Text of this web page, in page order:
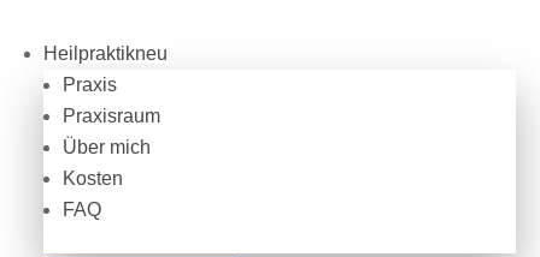
Heilpraktikneu
Praxis
Praxisraum
Über mich
Kosten
FAQ